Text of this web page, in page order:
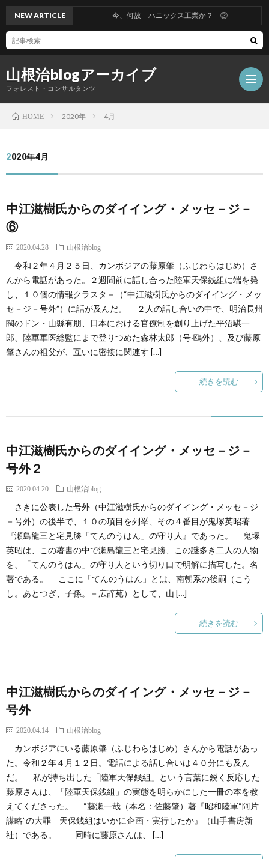
山根治blogアーカイブ
フォレスト・コンサルタンツ
冤
創
る
人々
治
blog
社
案
内
NEW ARTICLE 今、何故 ハニックス工業か？－②
HOME 2020年 4月
2020年4月
中江滋樹氏からのダイイング・メッセ－ジ－
⑥
2020.04.28 山根治blog
令和２年４月２５日、カンボジアの藤原肇（ふじわらはじめ）さ
んから電話があった。２週間前に話し合った陸軍天保銭組に端を発
し、１０個の情報クラスタ－（“中江滋樹氏からのダイイング・メッ
セ－ジ－号外”）に話が及んだ。 ２人の話し合いの中で、明治長州
閥のドン・山縣有朋、日本における官僚制を創り上げた平沼騏一
郎、陸軍軍医総監にまで登りつめた森林太郎（号·鴎外）、及び藤原
肇さんの祖父が、互いに密接に関連す […]
続きを読む
中江滋樹氏からのダイイング・メッセ－ジ－
号外２
2020.04.20 山根治blog
さきに公表した号外（中江滋樹氏からのダイイング・メッセ－ジ
－号外）の後半で、１０の項目を列挙、その４番目が鬼塚英昭著
『瀬島龍三と宅見勝「てんのうはん」の守り人』であった。 鬼塚
英昭は、この著書の中で瀬島龍三と宅見勝、この謎多き二人の人物
を、「てんのうはん」の守り人という切り口で明解に描写した。名
著である。 ここに「てんのうはん」とは、南朝系の後嗣（こう
し。あとつぎ、子孫。－広辞苑）として、山 […]
続きを読む
中江滋樹氏からのダイイング・メッセ－ジ－
号外
2020.04.14 山根治blog
カンボジアにいる藤原肇（ふじわらはじめ）さんから電話があっ
た。令和２年４月１２日。電話による話し合いは４０分にも及ん
だ。 私が持ち出した「陸軍天保銭組」という言葉に鋭く反応した
藤原さんは、「陸軍天保銭組」の実態を明らかにした一冊の本を教
えてくださった。 “藤瀬一哉（本名：佐藤肇）著『昭和陸軍“阿片
謀略”の大罪 天保銭組はいかに企画・実行したか』（山手書房新
社）である。 同時に藤原さんは、 […]